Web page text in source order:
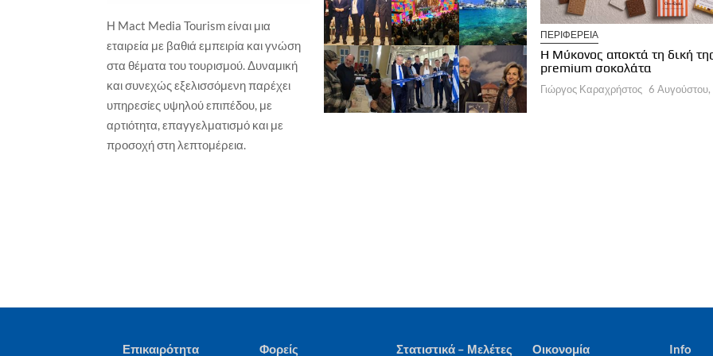
Η Mact Media Tourism είναι μια
εταιρεία με βαθιά εμπειρία και γνώση
στα θέματα του τουρισμού. Δυναμική
και συνεχώς εξελισσόμενη παρέχει
υπηρεσίες υψηλού επιπέδου, με
αρτιότητα, επαγγελματισμό και με
προσοχή στη λεπτομέρεια.
ΕΚΔΗΛΩΣΕΙΣ / ΕΚΘΕΣΕΙΣ
Ο ΠΣΑΠΠ φέρνει το Football Unity
Festival
Γιώργος Καραχρήστος 6 Αυγούστου, 2026
ΕΠΙΛΟΓΕΣ ΣΥΝΤΑΚΤΩΝ
Νέα εποχή στη διαχείριση των
προορισμών
Γιώργος Καραχρήστος 6 Αυγούστου, 2026
ΠΕΡΙΦΕΡΕΙΑ
Η Μύκονος αποκτά τη δική
premium σοκολάτα
Γιώργος Καραχρήστος 6
Επικαιρότητα Φορείς Στατιστικά – Μελέτες Οικονομία Info